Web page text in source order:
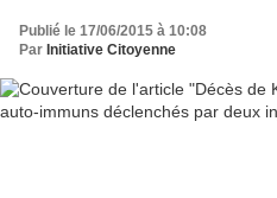
Publié le 17/06/2015 à 10:08
Par Initiative Citoyenne